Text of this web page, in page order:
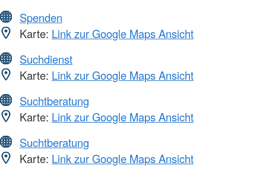
Spenden
Karte: Link zur Google Maps Ansicht
Suchdienst
Karte: Link zur Google Maps Ansicht
Suchtberatung
Karte: Link zur Google Maps Ansicht
Suchtberatung
Karte: Link zur Google Maps Ansicht